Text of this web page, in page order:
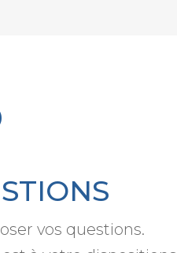
vos questions.